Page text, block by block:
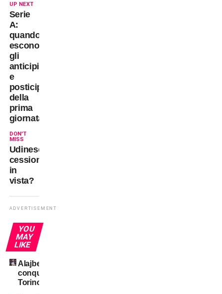
UP NEXT
Serie
A:
quando
escono
gli
anticipi
e
posticipi
della
prima
giornata?
DON'T
MISS
Udinese:
cessione
in
vista?
ADVERTISEMENT
YOU
MAY
LIKE
Alajbegovic
conquista
Torino